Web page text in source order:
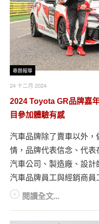
專題報導
24 十二月 2024
2024 Toyota GR品牌嘉
目參加體驗有感
汽車品牌除了賣車以外
情，品牌代表信念、代
汽車公司、製造廠、設
汽車品牌員工與經銷商員
閱讀全文...